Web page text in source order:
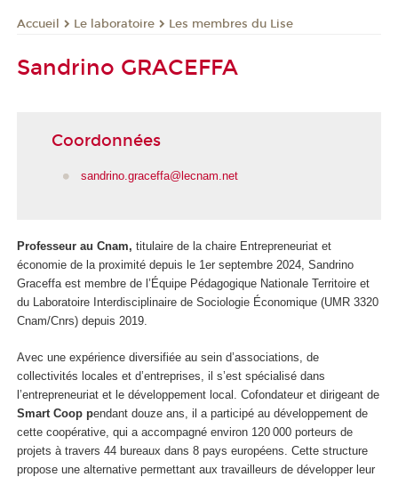
Accueil Le laboratoire Les membres du Lise
Sandrino GRACEFFA
Coordonnées
sandrino.graceffa@lecnam.net
Professeur au Cnam, titulaire de la chaire Entrepreneuriat et
économie de la proximité depuis le 1er septembre 2024, Sandrino
Graceffa est membre de l’Équipe Pédagogique Nationale Territoire et
du Laboratoire Interdisciplinaire de Sociologie Économique (UMR 3320
Cnam/Cnrs) depuis 2019.
Avec une expérience diversifiée au sein d’associations, de
collectivités locales et d’entreprises, il s’est spécialisé dans
l’entrepreneuriat et le développement local. Cofondateur et dirigeant de
Smart Coop pendant douze ans, il a participé au développement de
cette coopérative, qui a accompagné environ 120 000 porteurs de
projets à travers 44 bureaux dans 8 pays européens. Cette structure
propose une alternative permettant aux travailleurs de développer leur